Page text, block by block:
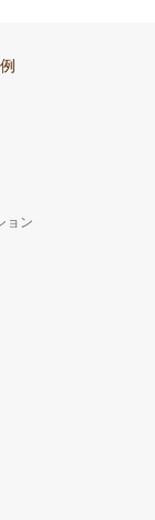
ョン